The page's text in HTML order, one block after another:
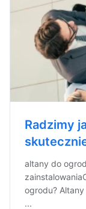
Radzimy
altany do
ogrodu?
...